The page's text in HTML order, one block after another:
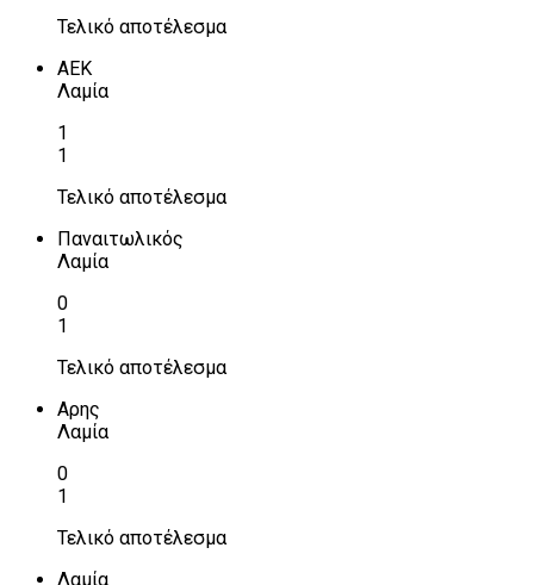
Τελικό αποτέλεσμα
ΑΕΚ
Λαμία
1
1
Τελικό αποτέλεσμα
Παναιτωλικός
Λαμία
0
1
Τελικό αποτέλεσμα
Αρης
Λαμία
0
1
Τελικό αποτέλεσμα
Λαμία